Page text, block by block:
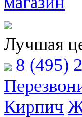
Лучшая
8 (495)
Кирпич